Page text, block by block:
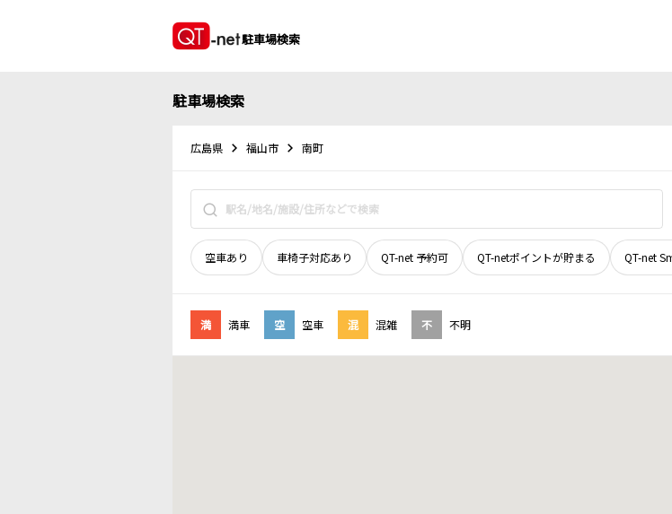
駐車場検索
駐車場検索
広島県 福山市 南町
空車あり 車椅子対応あり QT-net 予約可 QT-netポイントが貯まる QT-net
満 満車 空 空車 混 混雑 不 不明